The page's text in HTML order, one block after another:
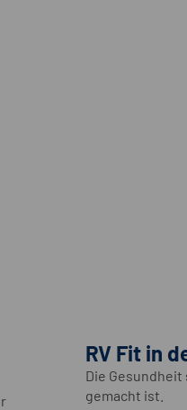
RV Fit in
Die
gemacht ist.